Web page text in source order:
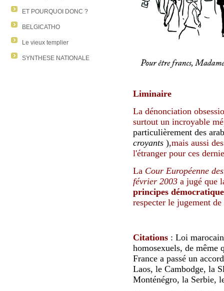
ET POURQUOI DONC ?
BELGICATHO
Le vieux templier
SYNTHESE NATIONALE
Liminaire
La dénonciation
surtout un incroyable
particulièrement des
croyants ),mais aussi d
l'étranger pour ces
La Cour Européenne
février 2003 a jugé que
principes
respecter le jugement
Citations : Loi
homosexuels, de même
France a passé un
Laos, le Cambodge, la
Monténégro, la Serbie,